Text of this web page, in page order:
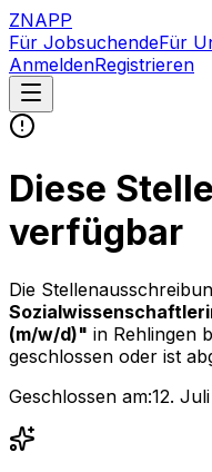
ZNAPP
Für JobsuchendeFür
AnmeldenRegistrieren
Diese
verfügbar
Die
(m/w/d)" in Rehlingen
geschlossen oder ist
Geschlossen am:12.